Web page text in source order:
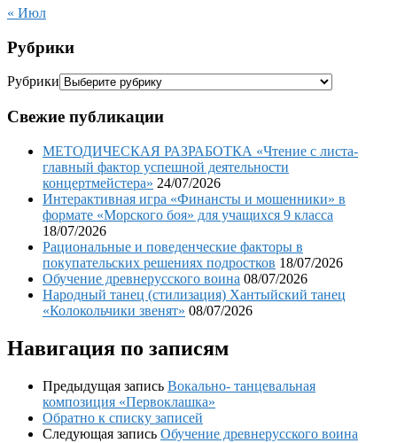
« Июл
Рубрики
Рубрики
Свежие публикации
МЕТОДИЧЕСКАЯ РАЗРАБОТКА «Чтение с листа-
главный фактор успешной деятельности
концертмейстера» 24/07/2026
Интерактивная игра «Финансты и мошенники» в
формате «Морского боя» для учащихся 9 класса
18/07/2026
Рациональные и поведенческие факторы в
покупательских решениях подростков 18/07/2026
Обучение древнерусского воина 08/07/2026
Народный танец (стилизация) Хантыйский танец
«Колокольчики звенят» 08/07/2026
Навигация по записям
Предыдущая запись Вокально- танцевальная
композиция «Первоклашка»
Обратно к списку записей
Следующая запись Обучение древнерусского воина